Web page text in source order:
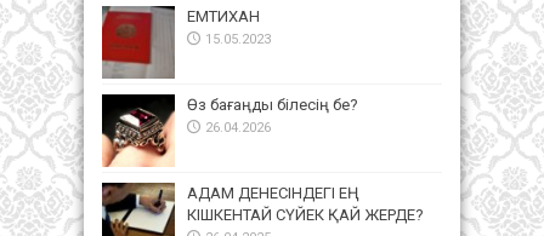
ЕМТИХАН
15.05.2023
Өз бағаңды білесің бе?
26.04.2026
АДАМ ДЕНЕСІНДЕГІ ЕҢ
КІШКЕНТАЙ СҮЙЕК ҚАЙ ЖЕРДЕ?